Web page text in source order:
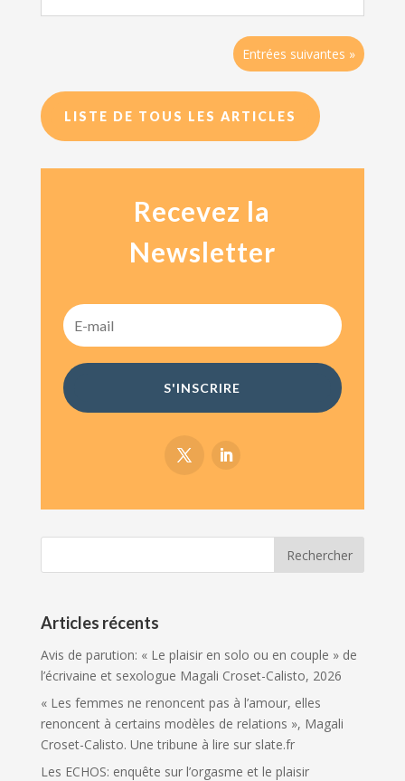
Entrées suivantes »
LISTE DE TOUS LES ARTICLES
Recevez la
Newsletter
S'INSCRIRE
Articles récents
Avis de parution: « Le plaisir en solo ou en couple » de
l’écrivaine et sexologue Magali Croset-Calisto, 2026
« Les femmes ne renoncent pas à l’amour, elles
renoncent à certains modèles de relations », Magali
Croset-Calisto. Une tribune à lire sur slate.fr
Les ECHOS: enquête sur l’orgasme et le plaisir